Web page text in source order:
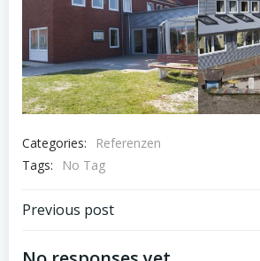
Categories:
Referenzen
Tags:
No Tag
Post
Previous post